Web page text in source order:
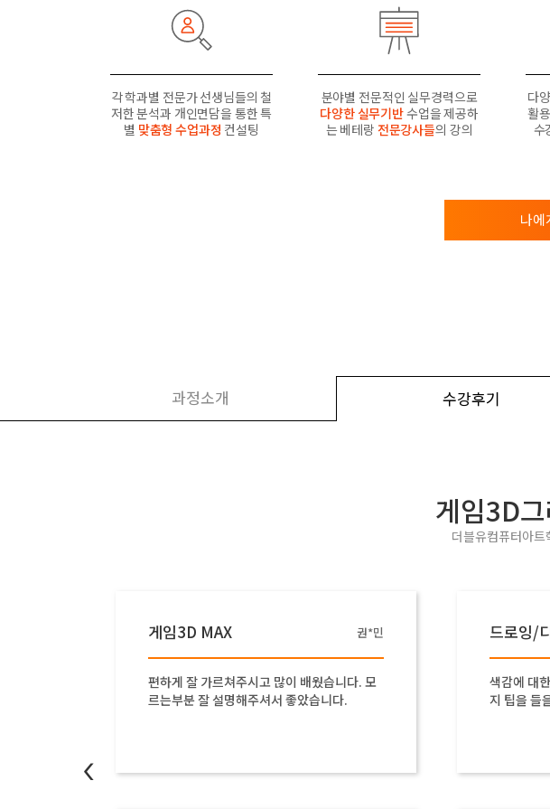
각 학과별 전문가 선생님들의 철
저한 분석과 개인면담을 통한 특
별 맞춤형 수업과정 컨설팅
분야별 전문적인 실무경력으로
다양한 실무기반수업을 제공하
는 베테랑 전문강사들의 강의
다
활
수
나에
과정소개 수강후기
게임3D
더블유컴퓨터아
게임3D MAX 권*민
편하게 잘 가르쳐주시고 많이 배웠습니다. 모
르는부분 잘 설명해주셔서 좋았습니다.
드로잉/
색감에 대
지 팁을 들
<